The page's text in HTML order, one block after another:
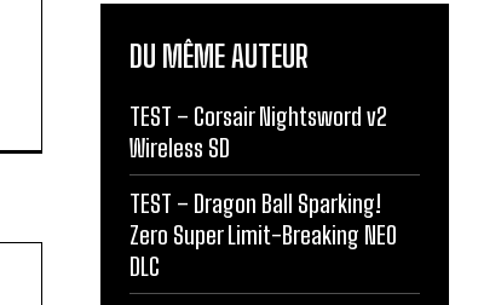
DU MÊME AUTEUR
TEST – Corsair Nightsword v2
Wireless SD
TEST – Dragon Ball Sparking!
Zero Super Limit-Breaking NEO
DLC